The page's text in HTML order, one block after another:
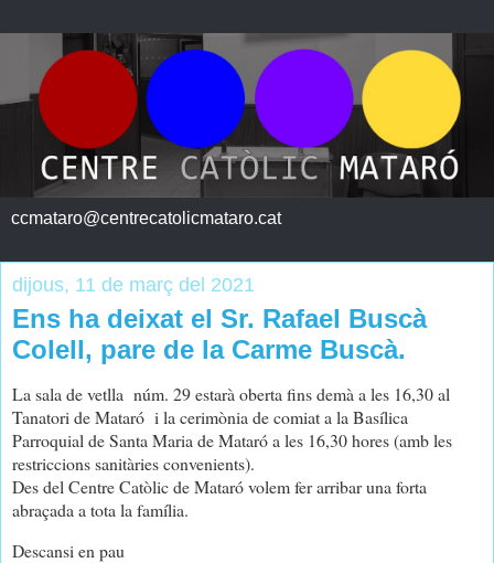
ccmataro@centrecatolicmataro.cat
dijous, 11 de març del 2021
Ens ha deixat el Sr. Rafael Buscà
Colell, pare de la Carme Buscà.
La sala de vetlla núm. 29 estarà oberta fins demà a les 16,30 al
Tanatori de Mataró i la cerimònia de comiat a la Basílica
Parroquial de Santa Maria de Mataró a les 16,30 hores (amb les
restriccions sanitàries convenients).
Des del Centre Catòlic de Mataró volem fer arribar una forta
abraçada a tota la família.
Descansi en pau